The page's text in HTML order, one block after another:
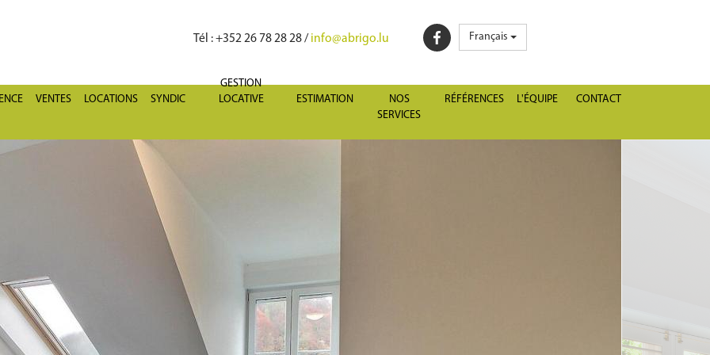
Tél : +352 26 78 28 28 /info@abrigo.lu Français
VENTES LOCATIONS SYNDIC
GESTION
LOCATIVE
ESTIMATION
NOS
SERVICES
RÉFÉRENCES L'ÉQUIPE CONTACT